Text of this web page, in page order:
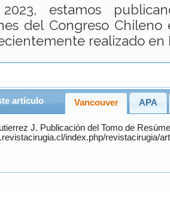
estamos
del Congreso
realizado en
artículo Vancouver APA
J. Publicación del Tomo de